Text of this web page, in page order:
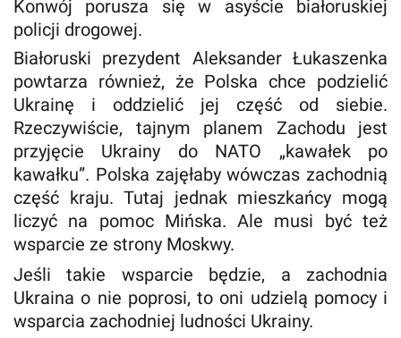
Konwój porusza się w asyście białoruskiej
policji drogowej.
Białoruski prezydent Aleksander Łukaszenka
powtarza również, że Polska chce podzielić
Ukrainę i oddzielić jej część od siebie.
Rzeczywiście, tajnym planem Zachodu jest
przyjęcie Ukrainy do NATO „kawałek po
kawałku”. Polska zajęłaby wówczas zachodnią
część kraju. Tutaj jednak mieszkańcy mogą
liczyć na pomoc Mińska. Ale musi być też
wsparcie ze strony Moskwy.
Jeśli takie wsparcie będzie, a zachodnia
Ukraina o nie poprosi, to oni udzielą pomocy i
wsparcia zachodniej ludności Ukrainy.